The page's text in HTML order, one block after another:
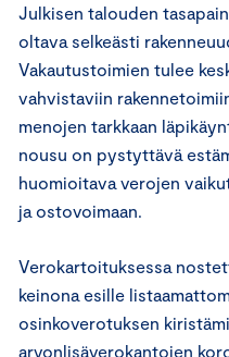
Julkisen talouden
oltava selkeästi
Vakautustoimien tulee
vahvistaviin
menojen tarkkaan
nousu on pystyttävä
huomioitava verojen
ja ostovoimaan.
Verokartoituksessa
keinona esille
osinkoverotuksen
arvonlisäverokantojen